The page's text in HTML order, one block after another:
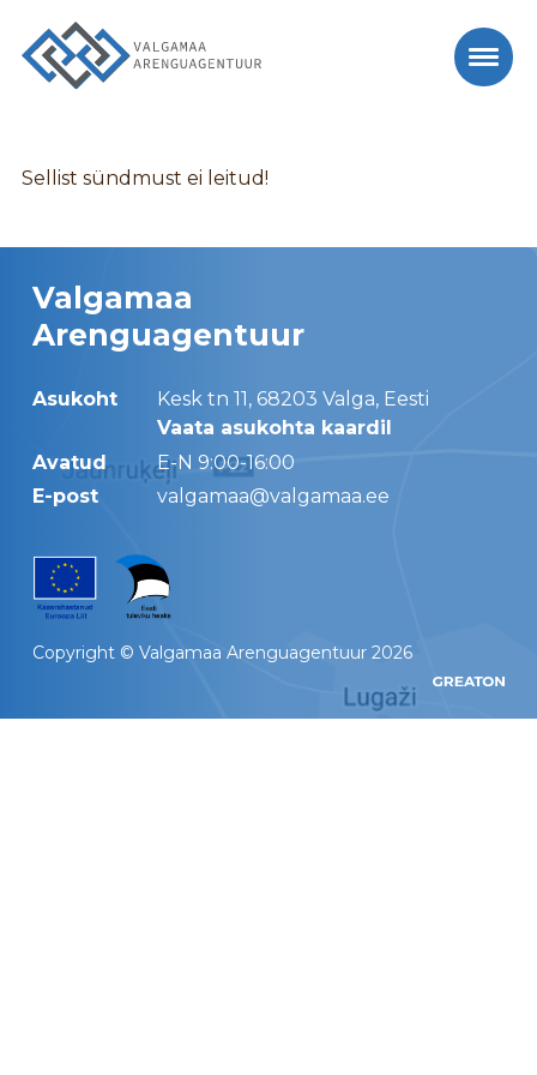
Sellist sündmust ei leitud!
Valgamaa
Arenguagentuur
Asukoht
Kesk tn 11, 68203 Valga, Eesti
Vaata asukohta kaardil
Avatud
E-N 9:00-16:00
E-post
valgamaa@valgamaa.ee
Copyright © Valgamaa Arenguagentuur 2026